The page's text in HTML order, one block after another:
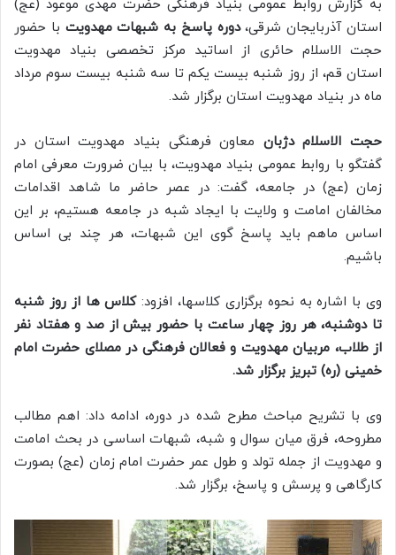
به گزارش روابط عمومی بنیاد فرهنگی حضرت مهدی موعود (عج)
استان آذربایجان شرقی،دوره پاسخ به شبهات مهدویت با حضور
حجت الاسلام حائری از اساتید مرکز تخصصی بنیاد مهدویت
استان قم، از روز شنبه بیست یکم تا سه شنبه بیست سوم مرداد
ماه در بنیاد مهدویت استان برگزار شد.
حجت الاسلام دژبان معاون فرهنگی بنیاد مهدویت استان در
گفتگو با روابط عمومی بنیاد مهدویت، با بیان ضرورت معرفی امام
زمان (عج) در جامعه، گفت: در عصر حاضر ما شاهد اقدامات
مخالفان امامت و ولایت با ایجاد شبه در جامعه هستیم، بر این
اساس ماهم باید پاسخ گوی این شبهات، هر چند بی اساس
باشیم.
وی با اشاره به نحوه برگزاری کلاسها، افزود:کلاس ها از روز شنبه
تا دوشنبه، هر روز چهار ساعت با حضور بیش از صد و هفتاد نفر
از طلاب، مربیان مهدویت و فعالان فرهنگی در مصلای حضرت امام
خمینی (ره) تبریز برگزار شد.
وی با تشریح مباحث مطرح شده در دوره، ادامه داد: اهم مطالب
مطروحه، فرق میان سوال و شبه، شبهات اساسی در بحث امامت
و مهدویت از جمله تولد و طول عمر حضرت امام زمان (عج) بصورت
کارگاهی و پرسش و پاسخ، برگزار شد.